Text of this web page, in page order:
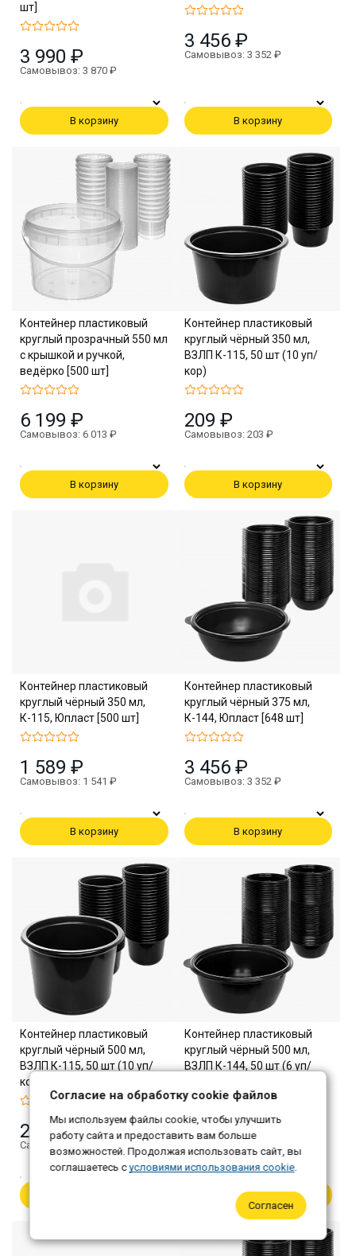
шт]
3 990 ₽
Самовывоз: 3 870 ₽
В корзину
3 456 ₽
Самовывоз: 3 352 ₽
В корзину
Контейнер пластиковый
круглый прозрачный 550 мл
с крышкой и ручкой,
ведёрко [500 шт]
6 199 ₽
Самовывоз: 6 013 ₽
В корзину
Контейнер пластиковый
круглый чёрный 350 мл,
ВЗЛП К-115, 50 шт (10 уп/
кор)
209 ₽
Самовывоз: 203 ₽
В корзину
Контейнер пластиковый
круглый чёрный 350 мл,
К-115, Юпласт [500 шт]
1 589 ₽
Самовывоз: 1 541 ₽
В корзину
Контейнер пластиковый
круглый чёрный 375 мл,
К-144, Юпласт [648 шт]
3 456 ₽
Самовывоз: 3 352 ₽
В корзину
Контейнер пластиковый
круглый чёрный 500 мл,
ВЗЛП К-115, 50 шт (10 уп/
кор)
225 ₽
Самовывоз: 218 ₽
Контейнер пластиковый
круглый чёрный 500 мл,
ВЗЛП К-144, 50 шт (6 уп/
391 ₽
В корзину
Согласие на обработку cookie файлов
Мы используем файлы cookie, чтобы улучшить
работу сайта и предоставить вам больше
возможностей. Продолжая использовать сайт, вы
соглашаетесь сусловиями использования cookie.
Согласен